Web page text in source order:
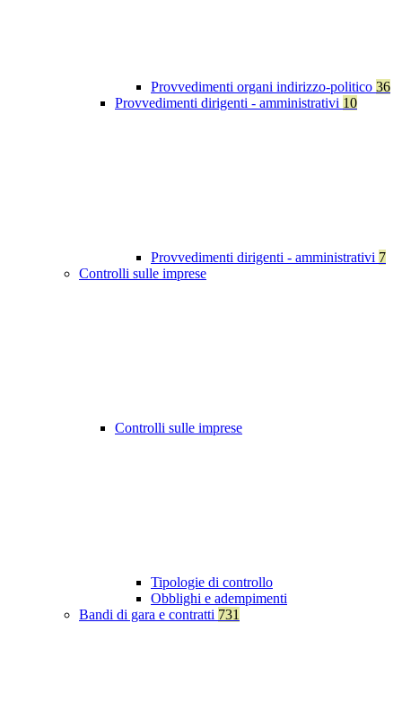
Provvedimenti organi indirizzo-politico 36
Provvedimenti dirigenti - amministrativi 10
Provvedimenti dirigenti - amministrativi 7
Controlli sulle imprese
Controlli sulle imprese
Tipologie di controllo
Obblighi e adempimenti
Bandi di gara e contratti 731